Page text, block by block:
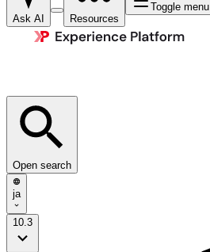
Ask AI Resources
Toggle menu
Open search
ja
10.3